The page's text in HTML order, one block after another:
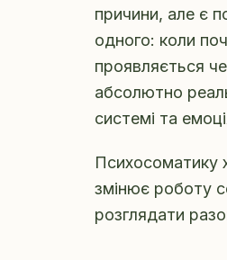
причини, але є
одного: коли
проявляється
абсолютно
системі та
Психосоматику
змінює роботу
розглядати